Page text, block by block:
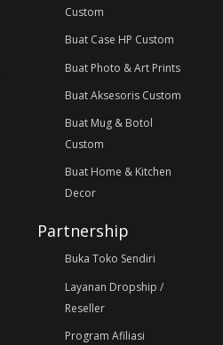
Custom
Buat Case HP Custom
Buat Photo & Art Prints
Buat Aksesoris Custom
Buat Mug & Botol
Custom
Buat Home & Kitchen
Decor
Partnership
Buka Toko Sendiri
Layanan Dropship /
Reseller
Program Afiliasi